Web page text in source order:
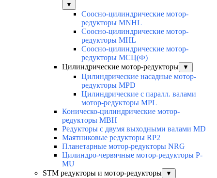
▼
Соосно-цилиндрические мотор-
редукторы MNHL
Соосно-цилиндрические мотор-
редукторы MHL
Соосно-цилиндрические мотор-
редукторы МСЦ(Ф)
Цилиндрические мотор-редукторы
▼
Цилиндрические насадные мотор-
редукторы MPD
Цилиндрические с паралл. валами
мотор-редукторы MPL
Коническо-цилиндрические мотор-
редукторы MBH
Редукторы с двумя выходными валами MD
Маятниковые редукторы RP2
Планетарные мотор-редукторы NRG
Цилиндро-червячные мотор-редукторы P-
MU
STM редукторы и мотор-редукторы
▼